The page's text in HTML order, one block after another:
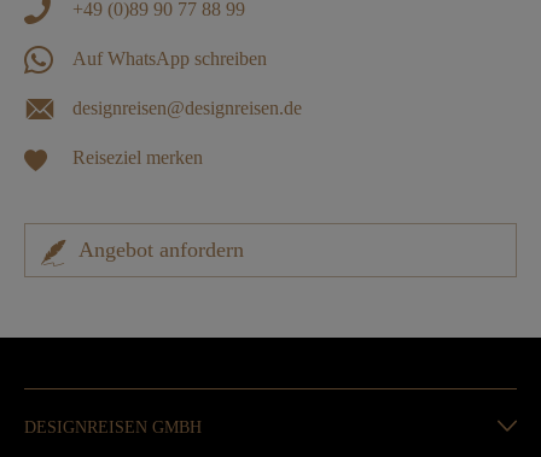
+49 (0)89 90 77 88 99
Auf WhatsApp schreiben
designreisen@designreisen.de
Reiseziel merken
Angebot anfordern
DESIGNREISEN GMBH